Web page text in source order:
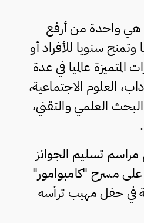
هي واحدة من أرفع
وتمنح سنويا للأفراد أو
المتميزة عالميا في عدة
العلوم الاجتماعية،
العلمي والتقني،
تسليم الجوائز
على مسرح "كامبوامور"
في حفل مهيب ترأسه